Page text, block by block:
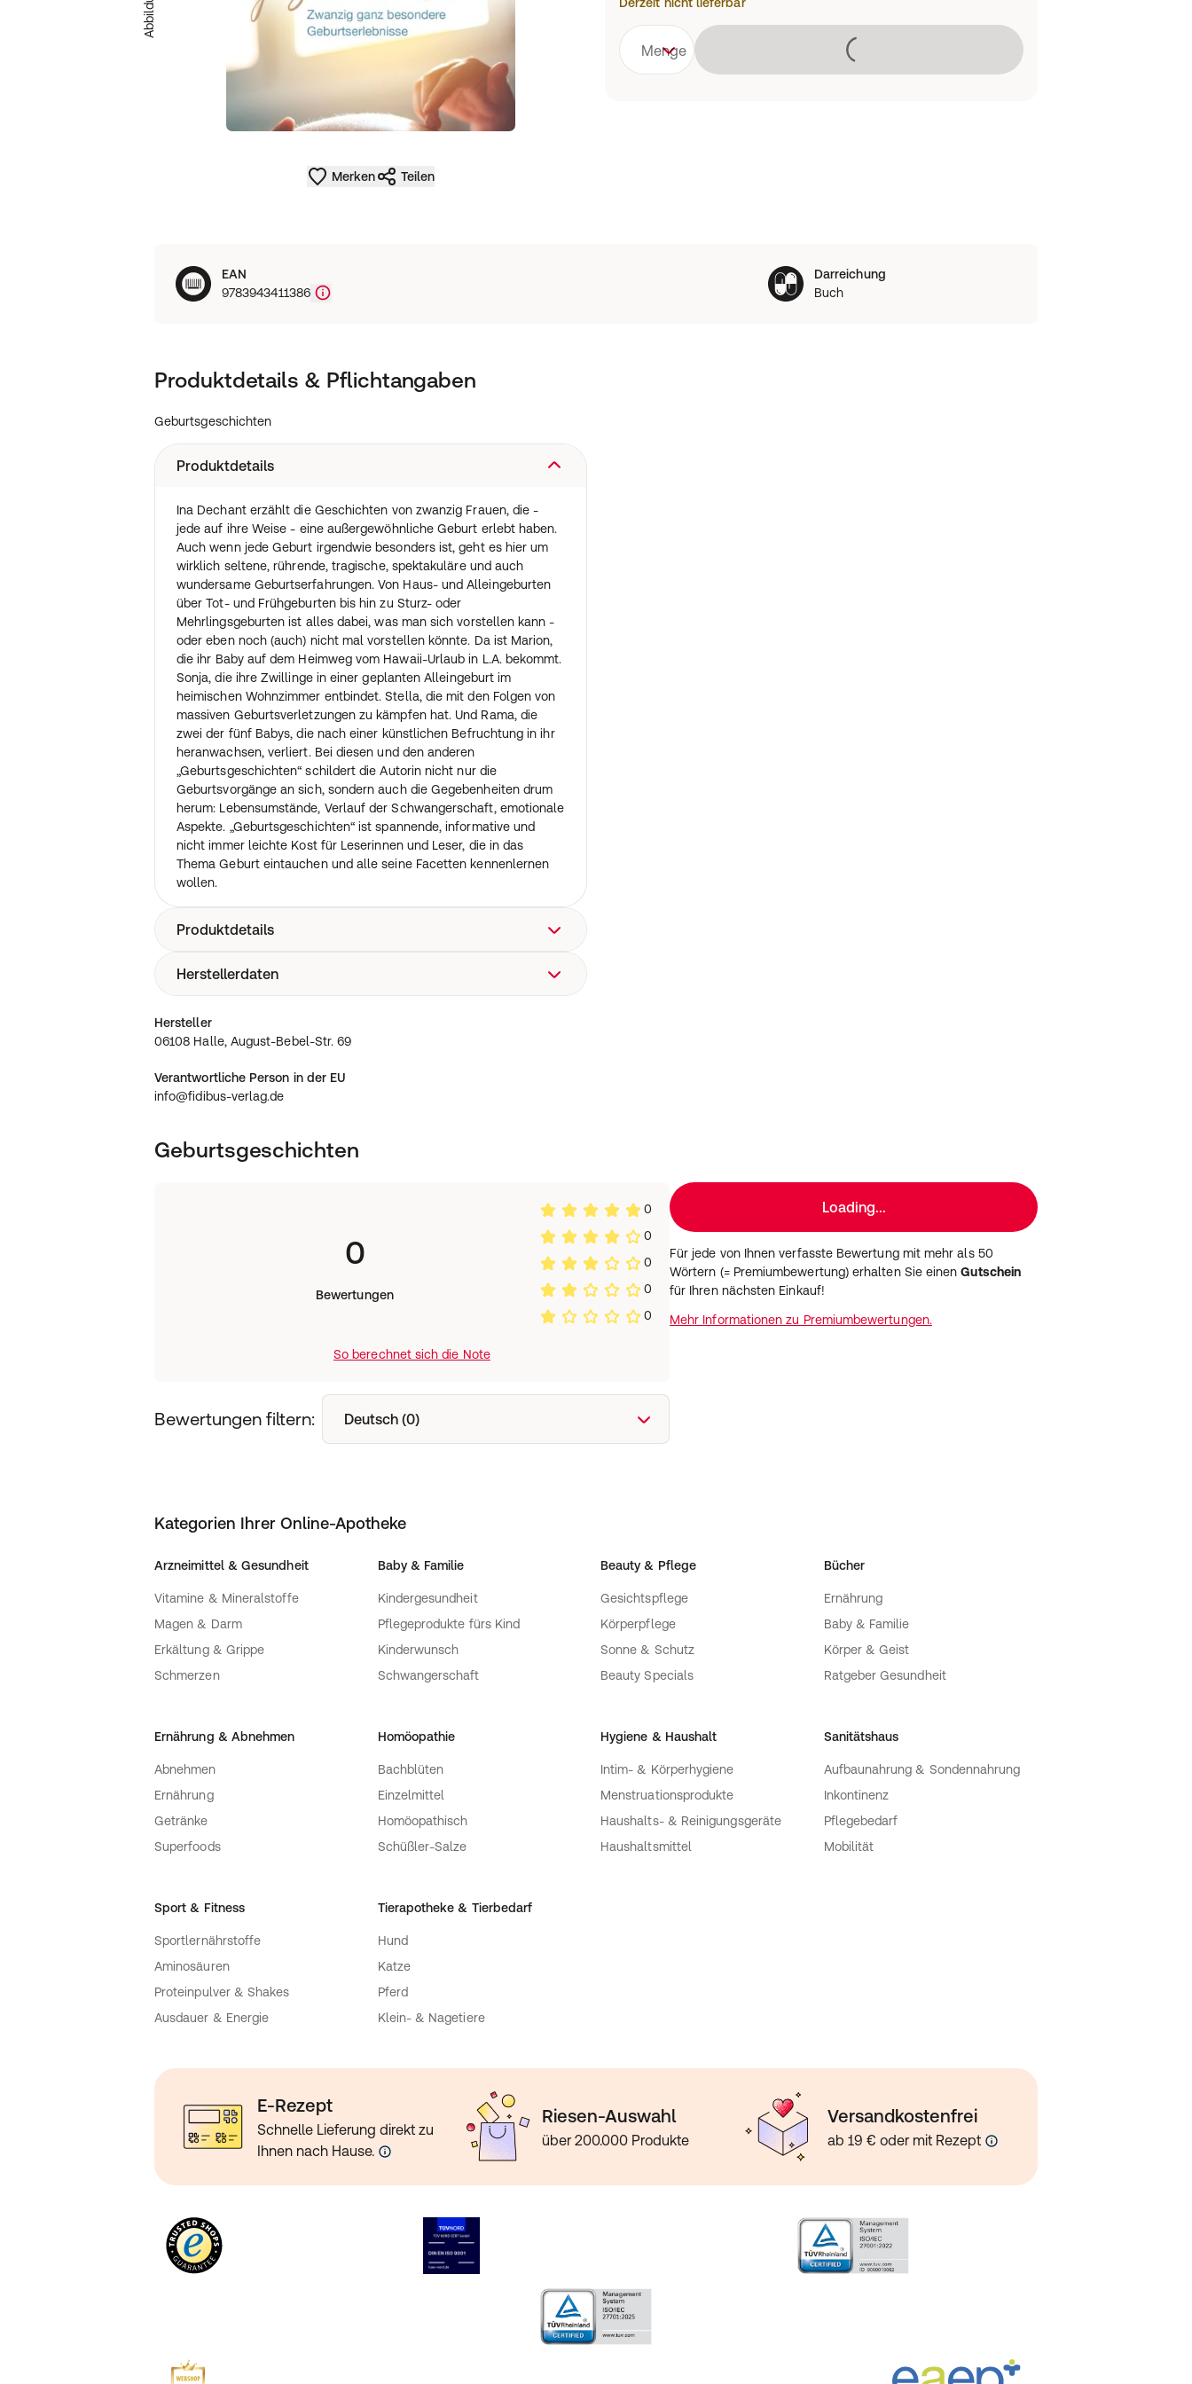
Merken Teilen
Menge
EAN
9783943411386
Darreichung
Buch
Produktdetails & Pflichtangaben
Geburtsgeschichten
Produktdetails
Ina Dechant erzählt die Geschichten von zwanzig Frauen, die -
jede auf ihre Weise - eine außergewöhnliche Geburt erlebt haben.
Auch wenn jede Geburt irgendwie besonders ist, geht es hier um
wirklich seltene, rührende, tragische, spektakuläre und auch
wundersame Geburtserfahrungen. Von Haus- und Alleingeburten
über Tot- und Frühgeburten bis hin zu Sturz- oder
Mehrlingsgeburten ist alles dabei, was man sich vorstellen kann -
oder eben noch (auch) nicht mal vorstellen könnte. Da ist Marion,
die ihr Baby auf dem Heimweg vom Hawaii-Urlaub in L.A. bekommt.
Sonja, die ihre Zwillinge in einer geplanten Alleingeburt im
heimischen Wohnzimmer entbindet. Stella, die mit den Folgen von
massiven Geburtsverletzungen zu kämpfen hat. Und Rama, die
zwei der fünf Babys, die nach einer künstlichen Befruchtung in ihr
heranwachsen, verliert. Bei diesen und den anderen
„Geburtsgeschichten“ schildert die Autorin nicht nur die
Geburtsvorgänge an sich, sondern auch die Gegebenheiten drum
herum: Lebensumstände, Verlauf der Schwangerschaft, emotionale
Aspekte. „Geburtsgeschichten“ ist spannende, informative und
nicht immer leichte Kost für Leserinnen und Leser, die in das
Thema Geburt eintauchen und alle seine Facetten kennenlernen
wollen.
Produktdetails
280 Seiten Deutsch / Erscheinungsdatum: 31.08.2022
Herstellerdaten
06108 Halle, August-Bebel-Str. 69
Hersteller
06108 Halle, August-Bebel-Str. 69
Verantwortliche Person in der EU
info@fidibus-verlag.de
Geburtsgeschichten
0
Bewertungen
0
0
0
0
0
So berechnet sich die Note
Bewertungen filtern: Deutsch (0)
Loading...
Für jede von Ihnen verfasste Bewertung mit mehr als 50
Wörtern (= Premiumbewertung) erhalten Sie einenGutschein
für Ihren nächsten Einkauf!
Mehr Informationen zu Premiumbewertungen.
Kategorien Ihrer Online-Apotheke
Arzneimittel & Gesundheit
Vitamine & Mineralstoffe
Magen & Darm
Erkältung & Grippe
Schmerzen
Baby & Familie
Kindergesundheit
Pflegeprodukte fürs Kind
Kinderwunsch
Schwangerschaft
Beauty & Pflege
Gesichtspflege
Körperpflege
Sonne & Schutz
Beauty Specials
Bücher
Ernährung
Baby & Familie
Körper & Geist
Ratgeber Gesundheit
Ernährung & Abnehmen
Abnehmen
Ernährung
Getränke
Superfoods
Homöopathie
Bachblüten
Einzelmittel
Homöopathisch
Schüßler-Salze
Hygiene & Haushalt
Intim- & Körperhygiene
Menstruationsprodukte
Haushalts- & Reinigungsgeräte
Haushaltsmittel
Sanitätshaus
Aufbaunahrung & Sondennahrung
Inkontinenz
Pflegebedarf
Mobilität
Sport & Fitness
Sportlernährstoffe
Aminosäuren
Proteinpulver & Shakes
Ausdauer & Energie
Tierapotheke & Tierbedarf
Hund
Katze
Pferd
Klein- & Nagetiere
E-Rezept
Schnelle Lieferung direkt zu
Ihnen nach Hause.
Riesen-Auswahl
über 200.000 Produkte
Versandkostenfrei
ab 19 € oder mit Rezept